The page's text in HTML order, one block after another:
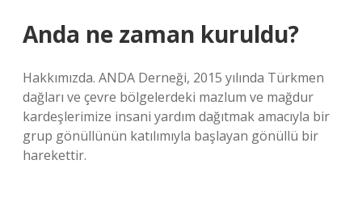
Anda ne zaman kuruldu?
Hakkımızda. ANDA Derneği, 2015 yılında Türkmen
dağları ve çevre bölgelerdeki mazlum ve mağdur
kardeşlerimize insani yardım dağıtmak amacıyla bir
grup gönüllünün katılımıyla başlayan gönüllü bir
harekettir.